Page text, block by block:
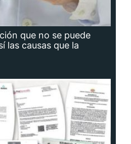
que no se puede
las causas que la